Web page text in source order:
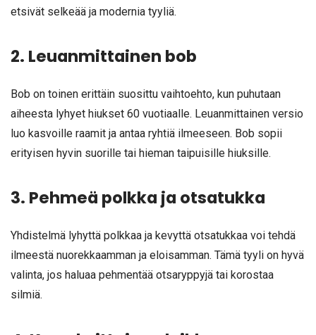
etsivät selkeää ja modernia tyyliä.
2. Leuanmittainen bob
Bob on toinen erittäin suosittu vaihtoehto, kun puhutaan
aiheesta lyhyet hiukset 60 vuotiaalle. Leuanmittainen versio
luo kasvoille raamit ja antaa ryhtiä ilmeeseen. Bob sopii
erityisen hyvin suorille tai hieman taipuisille hiuksille.
3. Pehmeä polkka ja otsatukka
Yhdistelmä lyhyttä polkkaa ja kevyttä otsatukkaa voi tehdä
ilmeestä nuorekkaamman ja eloisamman. Tämä tyyli on hyvä
valinta, jos haluaa pehmentää otsaryppyjä tai korostaa
silmiä.